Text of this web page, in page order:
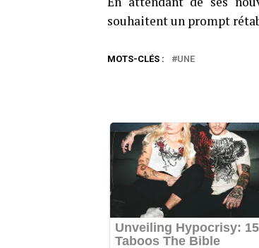
souhaitent un prompt
MOTS-CLÉS : UNE